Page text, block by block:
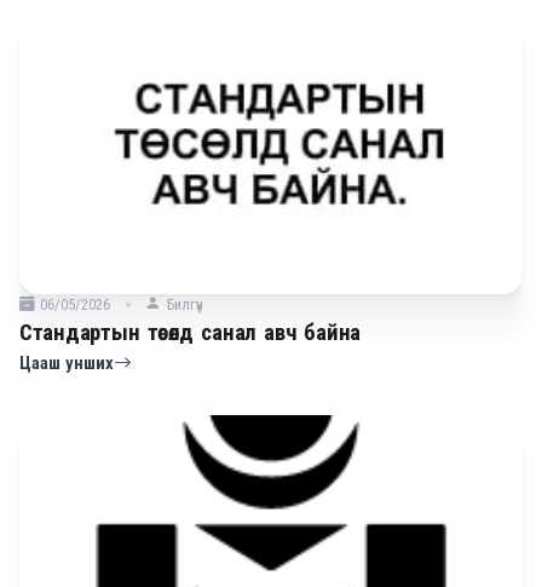
06/05/2026 Билгүүн
Стандартын төсөлд санал авч байна
Цааш унших